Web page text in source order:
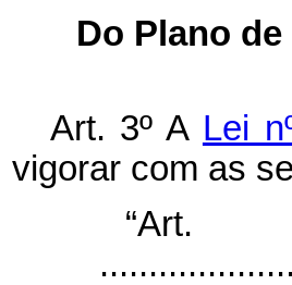
Do Plano
Art. 3º A Lei
vigorar com as